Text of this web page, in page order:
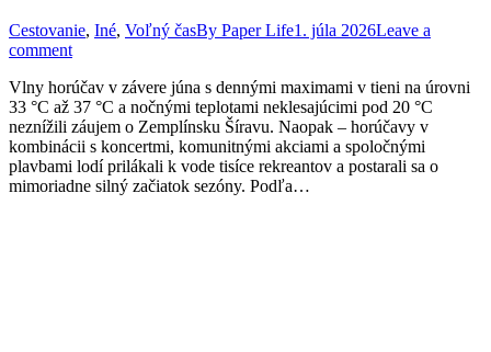
Cestovanie, Iné, Voľný časBy Paper Life1. júla 2026Leave a
comment
Vlny horúčav v závere júna s dennými maximami v tieni na úrovni
33 °C až 37 °C a nočnými teplotami neklesajúcimi pod 20 °C
neznížili záujem o Zemplínsku Šíravu. Naopak – horúčavy v
kombinácii s koncertmi, komunitnými akciami a spoločnými
plavbami lodí prilákali k vode tisíce rekreantov a postarali sa o
mimoriadne silný začiatok sezóny. Podľa…